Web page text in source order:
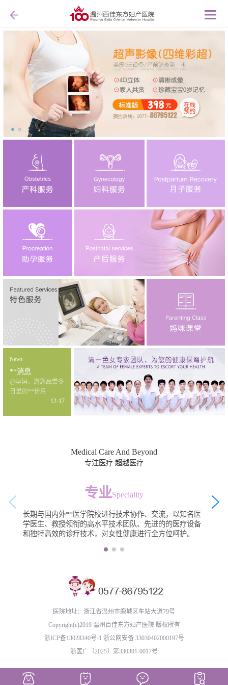
News
**消息
@孕妈，邀您品尝冬
日里的**份月···
12-17
Medical Care And Beyond
专注医疗 超越医疗
专业Speciality
长期与国内外**医学院校进行技术协作、交流，以知名医
学医生、教授领衔的高水平技术团队、先进的的医疗设备
和独特高效的诊疗技术，对女性健康进行全方位呵护。
医院地址：浙江省温州市鹿城区车站大道79号
Copyright(c)2019 温州百佳东方妇产医院 版权所有
浙ICP备13028340号-1 浙公网安备 33030402000197号
浙医广〔2025〕第330301-0017号